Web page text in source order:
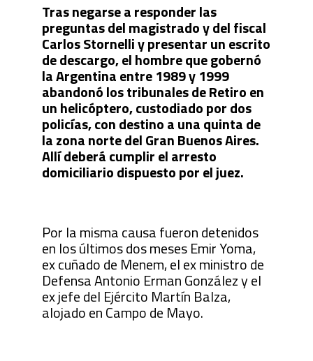
Tras negarse a responder las
preguntas del magistrado y del fiscal
Carlos Stornelli y presentar un escrito
de descargo, el hombre que gobernó
la Argentina entre 1989 y 1999
abandonó los tribunales de Retiro en
un helicóptero, custodiado por dos
policías, con destino a una quinta de
la zona norte del Gran Buenos Aires.
Allí deberá cumplir el arresto
domiciliario dispuesto por el juez.
Por la misma causa fueron detenidos
en los últimos dos meses Emir Yoma,
ex cuñado de Menem, el ex ministro de
Defensa Antonio Erman González y el
ex jefe del Ejército Martín Balza,
alojado en Campo de Mayo.